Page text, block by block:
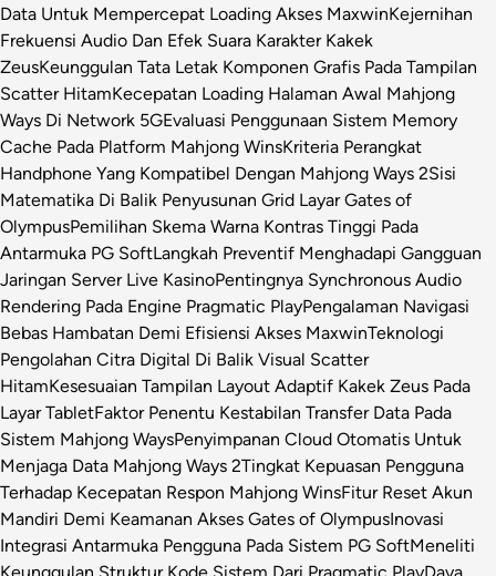
Data Untuk Mempercepat Loading Akses MaxwinKejernihan
Frekuensi Audio Dan Efek Suara Karakter Kakek
ZeusKeunggulan Tata Letak Komponen Grafis Pada Tampilan
Scatter HitamKecepatan Loading Halaman Awal Mahjong
Ways Di Network 5GEvaluasi Penggunaan Sistem Memory
Cache Pada Platform Mahjong WinsKriteria Perangkat
Handphone Yang Kompatibel Dengan Mahjong Ways 2Sisi
Matematika Di Balik Penyusunan Grid Layar Gates of
OlympusPemilihan Skema Warna Kontras Tinggi Pada
Antarmuka PG SoftLangkah Preventif Menghadapi Gangguan
Jaringan Server Live KasinoPentingnya Synchronous Audio
Rendering Pada Engine Pragmatic PlayPengalaman Navigasi
Bebas Hambatan Demi Efisiensi Akses MaxwinTeknologi
Pengolahan Citra Digital Di Balik Visual Scatter
HitamKesesuaian Tampilan Layout Adaptif Kakek Zeus Pada
Layar TabletFaktor Penentu Kestabilan Transfer Data Pada
Sistem Mahjong WaysPenyimpanan Cloud Otomatis Untuk
Menjaga Data Mahjong Ways 2Tingkat Kepuasan Pengguna
Terhadap Kecepatan Respon Mahjong WinsFitur Reset Akun
Mandiri Demi Keamanan Akses Gates of OlympusInovasi
Integrasi Antarmuka Pengguna Pada Sistem PG SoftMeneliti